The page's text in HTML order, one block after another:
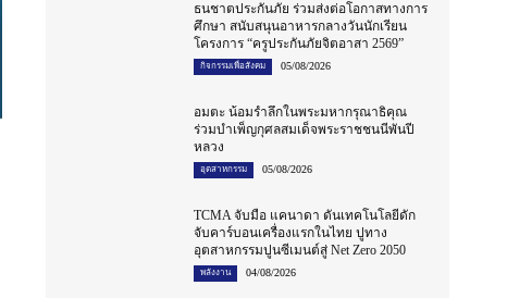
ธนชาตประกันภัย ร่วมส่งต่อโอกาสทางการ
ศึกษา สนับสนุนอาหารกลางวันนักเรียน
โครงการ “ครูประกันภัยจิตอาสา 2569”
กิจกรรมเพื่อสังคม 05/08/2026
อมตะ น้อมรำลึกในพระมหากรุณาธิคุณ
ร่วมบำเพ็ญกุศลสมเด็จพระราชชนนีพันปี
หลวง
อุตสาหกรรม 05/08/2026
TCMA จับมือ แคนาดา ดันเทคโนโลยีดัก
จับคาร์บอนเครื่องแรกในไทย ปูทาง
อุตสาหกรรมปูนซีเมนต์สู่ Net Zero 2050
พลังงาน 04/08/2026